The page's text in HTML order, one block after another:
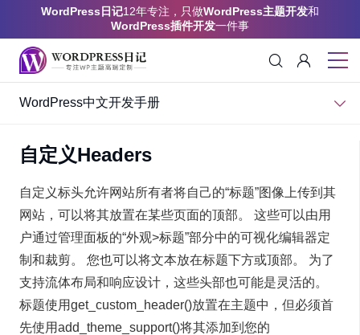
WordPress日记12年专注，只做WordPress主题开发和
WordPress插件开发一件事
WordPress中文开发手册
自定义Headers
自定义标头允许网站所有者将自己的“标题”图像上传到其
网站，可以将其放置在某些页面的顶部。 这些可以由用
户通过管理面板的“外观>标题”部分中的可视化编辑器定
制和裁剪。 您也可以将文本放在标题下方或顶部。 为了
支持流体布局和响应设计，这些头部也可能是灵活的。
标题使用get_custom_header()放置在主题中，但必须首
先使用add_theme_support()将其添加到您的